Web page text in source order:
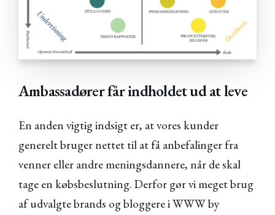
Ambassadører får indholdet ud at leve
En anden vigtig indsigt er, at vores kunder
generelt bruger nettet til at få anbefalinger fra
venner eller andre meningsdannere, når de skal
tage en købsbeslutning. Derfor gør vi meget brug
af udvalgte brands og bloggere i WWW by